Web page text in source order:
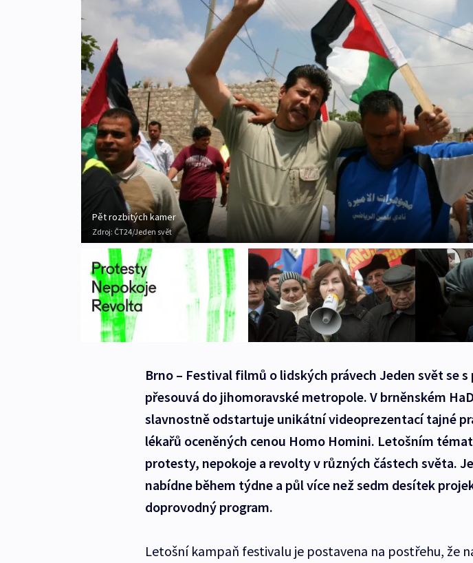
Pět rozbitých kamer
Zdroj: ČT24/Jeden svět
Brno – Festival filmů o lidských právech Jeden svět se
přesouvá do jihomoravské metropole. V brněnském
slavnostně odstartuje unikátní videoprezentací tajné
lékařů oceněných cenou Homo Homini. Letošním
protesty, nepokoje a revolty v různých částech světa.
nabídne během týdne a půl více než sedm desítek
doprovodný program.
Letošní kampaň festivalu je postavena na postřehu, že